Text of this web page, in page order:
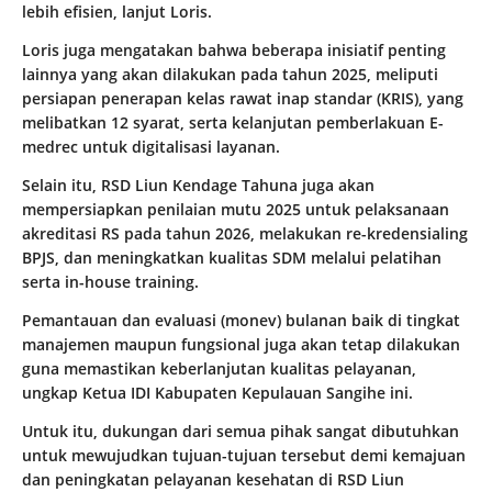
lebih efisien, lanjut Loris.
Loris juga mengatakan bahwa beberapa inisiatif penting
lainnya yang akan dilakukan pada tahun 2025, meliputi
persiapan penerapan kelas rawat inap standar (KRIS), yang
melibatkan 12 syarat, serta kelanjutan pemberlakuan E-
medrec untuk digitalisasi layanan.
Selain itu, RSD Liun Kendage Tahuna juga akan
mempersiapkan penilaian mutu 2025 untuk pelaksanaan
akreditasi RS pada tahun 2026, melakukan re-kredensialing
BPJS, dan meningkatkan kualitas SDM melalui pelatihan
serta in-house training.
Pemantauan dan evaluasi (monev) bulanan baik di tingkat
manajemen maupun fungsional juga akan tetap dilakukan
guna memastikan keberlanjutan kualitas pelayanan,
ungkap Ketua IDI Kabupaten Kepulauan Sangihe ini.
Untuk itu, dukungan dari semua pihak sangat dibutuhkan
untuk mewujudkan tujuan-tujuan tersebut demi kemajuan
dan peningkatan pelayanan kesehatan di RSD Liun